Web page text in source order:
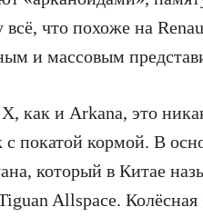
всё, что похоже на
и массовым
как и Arkana, это
покатой кормой. В
который в Китае
Allspace.